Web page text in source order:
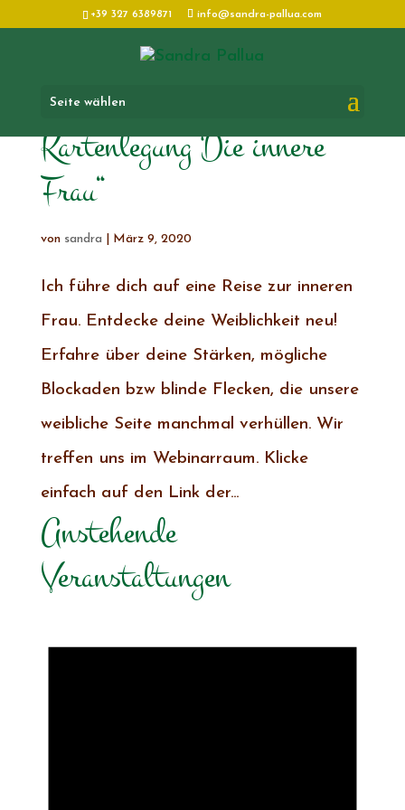
+39 327 6389871 info@sandra-pallua.com
Seite wählen
Kartenlegung“Die innere
Frau“
von sandra März 9, 2020
Ich führe dich auf eine Reise zur inneren
Frau. Entdecke deine Weiblichkeit neu!
Erfahre über deine Stärken, mögliche
Blockaden bzw blinde Flecken, die unsere
weibliche Seite manchmal verhüllen. Wir
treffen uns im Webinarraum. Klicke
einfach auf den Link der...
Anstehende
Veranstaltungen